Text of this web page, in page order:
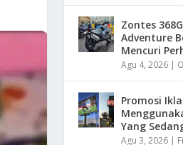
Zontes
Adventure
Mencuri
Agu 4, 2026 |
Promosi
Yang
Agu 3, 2026 |